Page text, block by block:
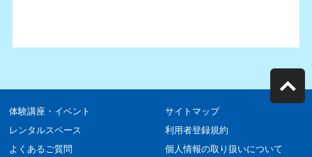
体験講座・イベント
レンタルスペース
よくあるご質問
サイトマップ
利用者登録規約
個人情報の取り扱いについて